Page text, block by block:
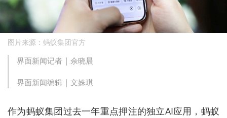
图片来源：蚂蚁集团官方
界面新闻记者 | 佘晓晨
界面新闻编辑 | 文姝琪
作为蚂蚁集团过去一年重点押注的独立AI应用，蚂蚁